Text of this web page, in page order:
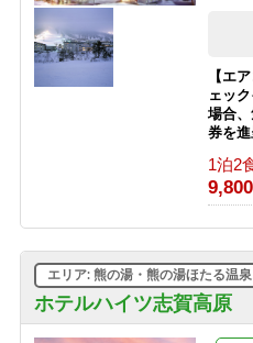
素泊
【エ
ェッ
場合
券を進
1泊2
ホテルハイツ志賀高原
エリア: 熊の湯・熊の湯ほたる温泉